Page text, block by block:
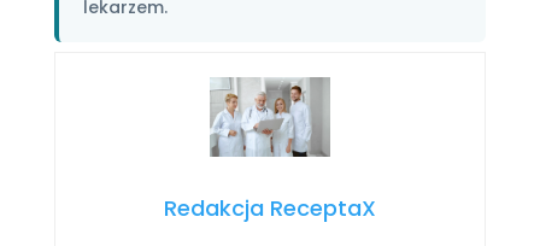
lekarzem.
Redakcja ReceptaX